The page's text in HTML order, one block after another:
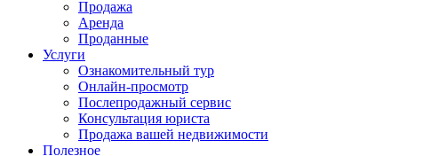
Продажа
Аренда
Проданные
Услуги
Ознакомительный тур
Онлайн-просмотр
Послепродажный сервис
Консультация юриста
Продажа вашей недвижимости
Полезное